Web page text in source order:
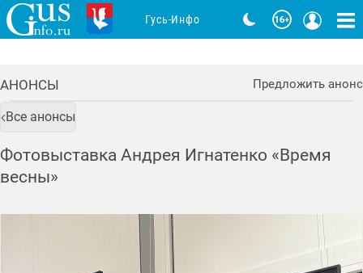
АНОНСЫ Предложить анонс
Все анонсы
Фотовыставка Андрея Игнатенко «Время
весны»
Гусь-Инфо